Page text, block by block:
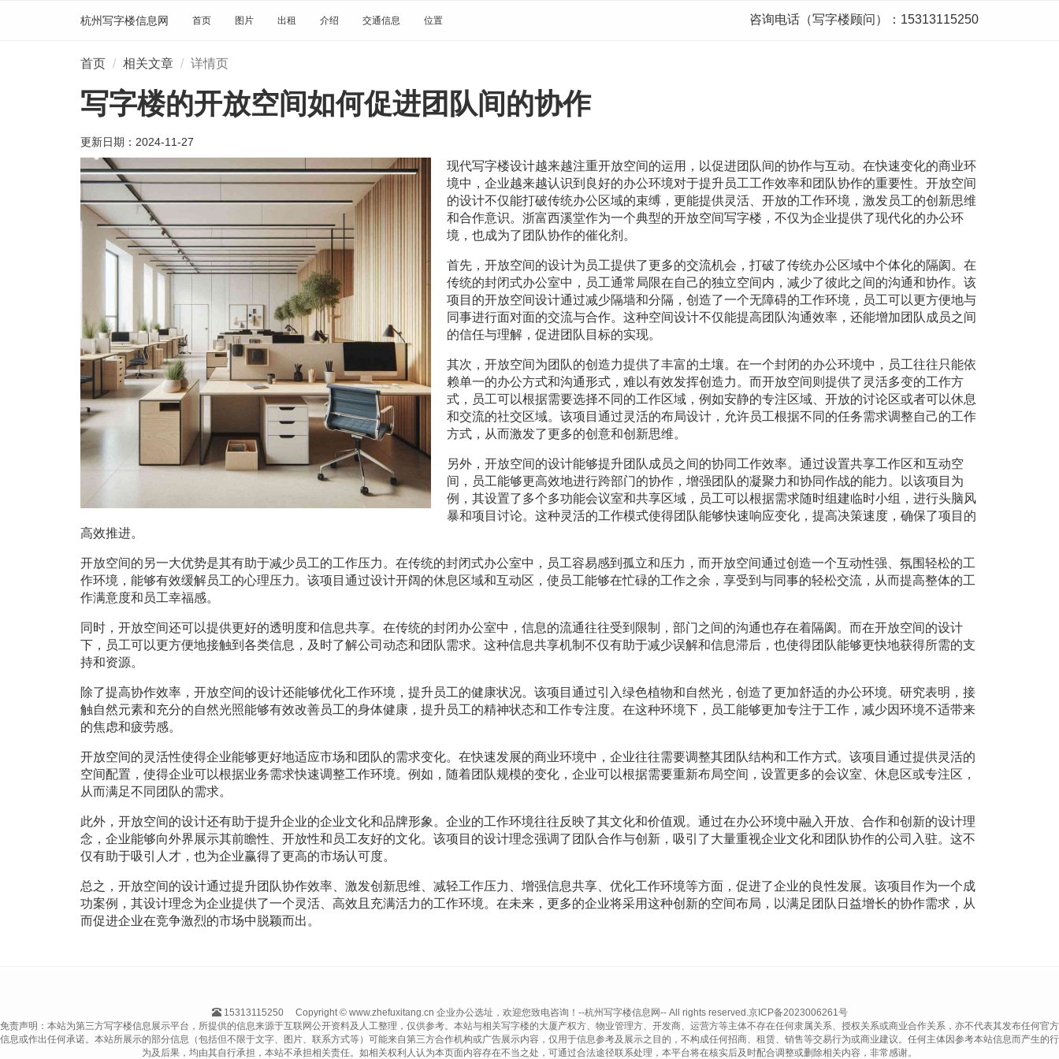
杭州写字楼信息网 首页 图片 出租 介绍 交通信息 位置 咨询电话（写字楼顾问）：15313115250
首页 相关文章 详情页
写字楼的开放空间如何促进团队间的协作
更新日期： 2024-11-27
现代写字楼设计越来越注重开放空间的运用，以促进团队间的协作与互动。在快速变化的商业环
境中，企业越来越认识到良好的办公环境对于提升员工工作效率和团队协作的重要性。开放空间
的设计不仅能打破传统办公区域的束缚，更能提供灵活、开放的工作环境，激发员工的创新思维
和合作意识。浙富西溪堂作为一个典型的开放空间写字楼，不仅为企业提供了现代化的办公环
境，也成为了团队协作的催化剂。
首先，开放空间的设计为员工提供了更多的交流机会，打破了传统办公区域中个体化的隔阂。在
传统的封闭式办公室中，员工通常局限在自己的独立空间内，减少了彼此之间的沟通和协作。该
项目的开放空间设计通过减少隔墙和分隔，创造了一个无障碍的工作环境，员工可以更方便地与
同事进行面对面的交流与合作。这种空间设计不仅能提高团队沟通效率，还能增加团队成员之间
的信任与理解，促进团队目标的实现。
其次，开放空间为团队的创造力提供了丰富的土壤。在一个封闭的办公环境中，员工往往只能依
赖单一的办公方式和沟通形式，难以有效发挥创造力。而开放空间则提供了灵活多变的工作方
式，员工可以根据需要选择不同的工作区域，例如安静的专注区域、开放的讨论区或者可以休息
和交流的社交区域。该项目通过灵活的布局设计，允许员工根据不同的任务需求调整自己的工作
方式，从而激发了更多的创意和创新思维。
另外，开放空间的设计能够提升团队成员之间的协同工作效率。通过设置共享工作区和互动空
间，员工能够更高效地进行跨部门的协作，增强团队的凝聚力和协同作战的能力。以该项目为
例，其设置了多个多功能会议室和共享区域，员工可以根据需求随时组建临时小组，进行头脑风
暴和项目讨论。这种灵活的工作模式使得团队能够快速响应变化，提高决策速度，确保了项目的
高效推进。
开放空间的另一大优势是其有助于减少员工的工作压力。在传统的封闭式办公室中，员工容易感到孤立和压力，而开放空间通过创造一个互动性强、氛围轻松的工
作环境，能够有效缓解员工的心理压力。该项目通过设计开阔的休息区域和互动区，使员工能够在忙碌的工作之余，享受到与同事的轻松交流，从而提高整体的工
作满意度和员工幸福感。
同时，开放空间还可以提供更好的透明度和信息共享。在传统的封闭办公室中，信息的流通往往受到限制，部门之间的沟通也存在着隔阂。而在开放空间的设计
下，员工可以更方便地接触到各类信息，及时了解公司动态和团队需求。这种信息共享机制不仅有助于减少误解和信息滞后，也使得团队能够更快地获得所需的支
持和资源。
除了提高协作效率，开放空间的设计还能够优化工作环境，提升员工的健康状况。该项目通过引入绿色植物和自然光，创造了更加舒适的办公环境。研究表明，接
触自然元素和充分的自然光照能够有效改善员工的身体健康，提升员工的精神状态和工作专注度。在这种环境下，员工能够更加专注于工作，减少因环境不适带来
的焦虑和疲劳感。
开放空间的灵活性使得企业能够更好地适应市场和团队的需求变化。在快速发展的商业环境中，企业往往需要调整其团队结构和工作方式。该项目通过提供灵活的
空间配置，使得企业可以根据业务需求快速调整工作环境。例如，随着团队规模的变化，企业可以根据需要重新布局空间，设置更多的会议室、休息区或专注区，
从而满足不同团队的需求。
此外，开放空间的设计还有助于提升企业的企业文化和品牌形象。企业的工作环境往往反映了其文化和价值观。通过在办公环境中融入开放、合作和创新的设计理
念，企业能够向外界展示其前瞻性、开放性和员工友好的文化。该项目的设计理念强调了团队合作与创新，吸引了大量重视企业文化和团队协作的公司入驻。这不
仅有助于吸引人才，也为企业赢得了更高的市场认可度。
总之，开放空间的设计通过提升团队协作效率、激发创新思维、减轻工作压力、增强信息共享、优化工作环境等方面，促进了企业的良性发展。该项目作为一个成
功案例，其设计理念为企业提供了一个灵活、高效且充满活力的工作环境。在未来，更多的企业将采用这种创新的空间布局，以满足团队日益增长的协作需求，从
而促进企业在竞争激烈的市场中脱颖而出。
15313115250 Copyright © www.zhefuxitang.cn 企业办公选址，欢迎您致电咨询！--杭州写字楼信息网-- All rights reserved.京ICP备2023006261号
免责声明：本站为第三方写字楼信息展示平台，所提供的信息来源于互联网公开资料及人工整理，仅供参考。本站与相关写字楼的大厦产权方、物业管理方、开发商、运营方等主体不存在任何隶属关系、授权关系或商业合作关系，亦不代表其发布任何官方
信息或作出任何承诺。本站所展示的部分信息（包括但不限于文字、图片、联系方式等）可能来自第三方合作机构或广告展示内容，仅用于信息参考及展示之目的，不构成任何招商、租赁、销售等交易行为或商业建议。任何主体因参考本站信息而产生的行
为及后果，均由其自行承担，本站不承担相关责任。如相关权利人认为本页面内容存在不当之处，可通过合法途径联系处理，本平台将在核实后及时配合调整或删除相关内容，非常感谢。